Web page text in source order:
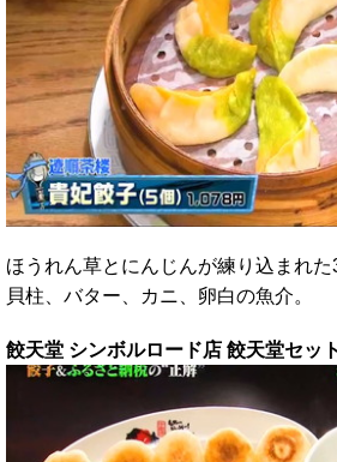
ほうれん草とにんじんが練り込まれ
貝柱、バター、カニ、卵白の魚介。
餃天堂 シンボルロード店 餃天堂セット